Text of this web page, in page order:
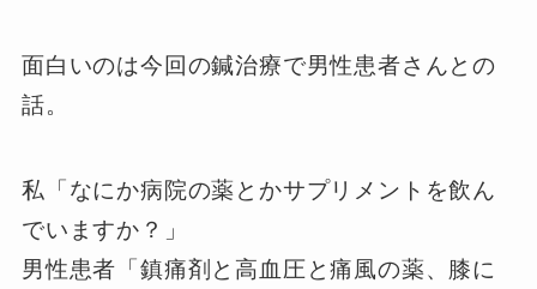
面白いのは今回の鍼治療で男性患者さんとの
話。
私「なにか病院の薬とかサプリメントを飲ん
でいますか？」
男性患者「鎮痛剤と高血圧と痛風の薬、膝に